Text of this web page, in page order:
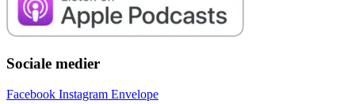
Sociale medier
Facebook Instagram Envelope